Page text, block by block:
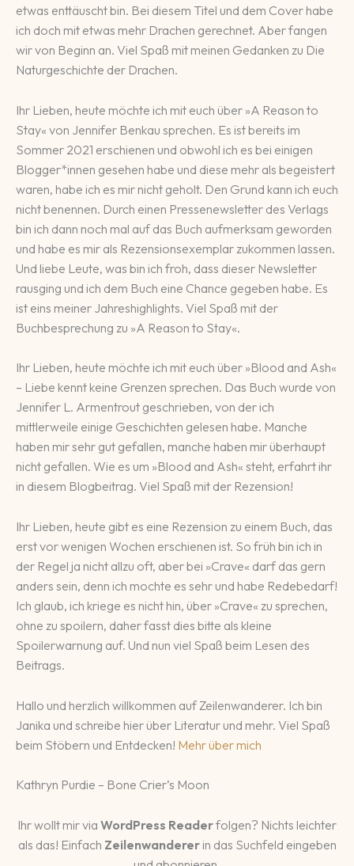
etwas enttäuscht bin. Bei diesem Titel und dem Cover habe
ich doch mit etwas mehr Drachen gerechnet. Aber fangen
wir von Beginn an. Viel Spaß mit meinen Gedanken zu Die
Naturgeschichte der Drachen.
Ihr Lieben, heute möchte ich mit euch über »A Reason to
Stay« von Jennifer Benkau sprechen. Es ist bereits im
Sommer 2021 erschienen und obwohl ich es bei einigen
Blogger*innen gesehen habe und diese mehr als begeistert
waren, habe ich es mir nicht geholt. Den Grund kann ich euch
nicht benennen. Durch einen Pressenewsletter des Verlags
bin ich dann noch mal auf das Buch aufmerksam geworden
und habe es mir als Rezensionsexemplar zukommen lassen.
Und liebe Leute, was bin ich froh, dass dieser Newsletter
rausging und ich dem Buch eine Chance gegeben habe. Es
ist eins meiner Jahreshighlights. Viel Spaß mit der
Buchbesprechung zu »A Reason to Stay«.
Ihr Lieben, heute möchte ich mit euch über »Blood and Ash«
– Liebe kennt keine Grenzen sprechen. Das Buch wurde von
Jennifer L. Armentrout geschrieben, von der ich
mittlerweile einige Geschichten gelesen habe. Manche
haben mir sehr gut gefallen, manche haben mir überhaupt
nicht gefallen. Wie es um »Blood and Ash« steht, erfahrt ihr
in diesem Blogbeitrag. Viel Spaß mit der Rezension!
Ihr Lieben, heute gibt es eine Rezension zu einem Buch, das
erst vor wenigen Wochen erschienen ist. So früh bin ich in
der Regel ja nicht allzu oft, aber bei »Crave« darf das gern
anders sein, denn ich mochte es sehr und habe Redebedarf!
Ich glaub, ich kriege es nicht hin, über »Crave« zu sprechen,
ohne zu spoilern, daher fasst dies bitte als kleine
Spoilerwarnung auf. Und nun viel Spaß beim Lesen des
Beitrags.
Hallo und herzlich willkommen auf Zeilenwanderer. Ich bin
Janika und schreibe hier über Literatur und mehr. Viel Spaß
beim Stöbern und Entdecken! Mehr über mich
Kathryn Purdie – Bone Crier’s Moon
Ihr wollt mir via WordPress Readerfolgen? Nichts leichter
als das! Einfach Zeilenwandererin das Suchfeld eingeben